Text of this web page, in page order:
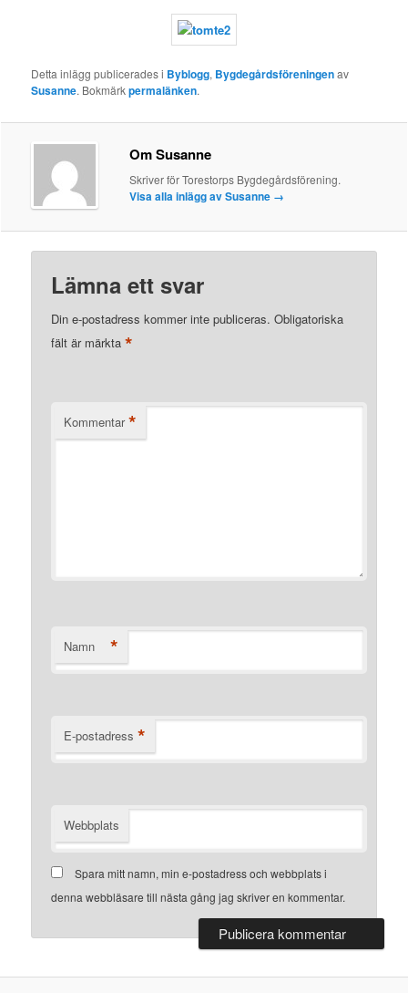
Detta inlägg publicerades i Byblogg, Bygdegårdsföreningenav
Susanne. Bokmärkpermalänken.
Om Susanne
Skriver för Torestorps Bygdegårdsförening.
Visa alla inlägg av Susanne →
Lämna ett svar
Din e-postadress kommer inte publiceras. Obligatoriska
fält är märkta*
Kommentar *
Namn *
E-postadress *
Webbplats
Spara mitt namn, min e-postadress och webbplats i
denna webbläsare till nästa gång jag skriver en kommentar.